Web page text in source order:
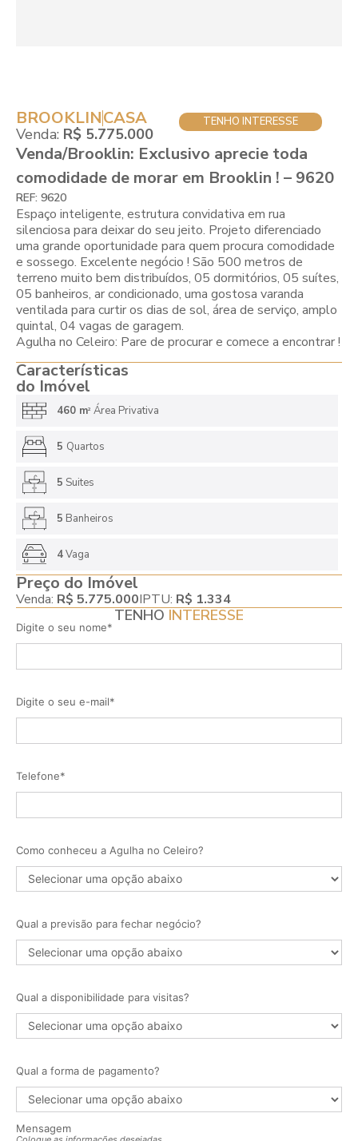
BROOKLINCASA
Venda: R$ 5.775.000
TENHO INTERESSE
Venda/Brooklin: Exclusivo aprecie toda
comodidade de morar em Brooklin ! – 9620
REF: 9620
Espaço inteligente, estrutura convidativa em rua
silenciosa para deixar do seu jeito. Projeto diferenciado
uma grande oportunidade para quem procura comodidade
e sossego. Excelente negócio ! São 500 metros de
terreno muito bem distribuídos, 05 dormitórios, 05 suítes,
05 banheiros, ar condicionado, uma gostosa varanda
ventilada para curtir os dias de sol, área de serviço, amplo
quintal, 04 vagas de garagem.
Agulha no Celeiro: Pare de procurar e comece a encontrar !
Características
do Imóvel
460 m2 Área Privativa
5 Quartos
5 Suites
5 Banheiros
4Vaga
Preço do Imóvel
Venda: R$ 5.775.000IPTU: R$ 1.334
TENHO INTERESSE
Digite o seu nome*
Digite o seu e-mail*
Telefone*
Como conheceu a Agulha no Celeiro?
Qual a previsão para fechar negócio?
Qual a disponibilidade para visitas?
Qual a forma de pagamento?
Mensagem